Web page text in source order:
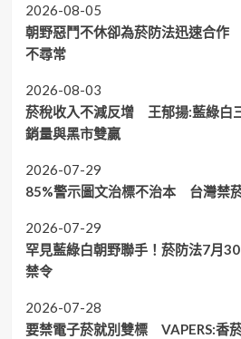
2026-08-05
朝野惡鬥不休卻為菸防法迅速合作
不尋常
2026-08-03
菸稅收入不減反增 王郁揚:藍綠白
銷量與黑市雙贏
2026-07-29
85%警示圖文治標不治本 台灣禁
2026-07-29
罕見藍綠白朝野聯手！菸防法7月
禁令
2026-07-28
要禁電子菸就別雙標 VAPERS:香